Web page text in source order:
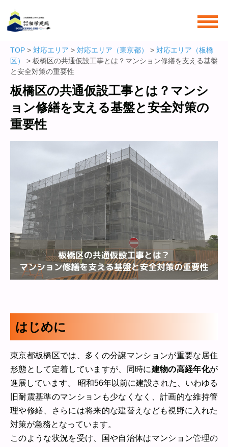
TOP > 対応エリア > 対応エリア（東京都） > 対応エリア（板橋
区）
> 板橋区の共通仮設工事とは？マンション修繕を支える基盤
と安全対策の重要性
板橋区の共通仮設工事とは？マンシ
ョン修繕を支える基盤と安全対策の
重要性
はじめに
東京都板橋区では、多くの分譲マンションが重要な居住
形態として定着していますが、同時に建物の高経年化が
進展しています。 昭和56年以前に建設された、いわゆる
旧耐震基準のマンションも少なくなく、計画的な維持管
理や修繕、さらには将来的な建替えなども視野に入れた
対策が急務となっています。
このような状況を受け、国や自治体はマンション管理の